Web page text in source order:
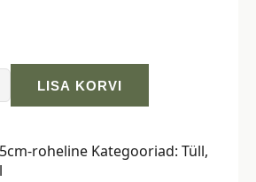
LISA KORVI
roheline Kategooriad: Tüll,